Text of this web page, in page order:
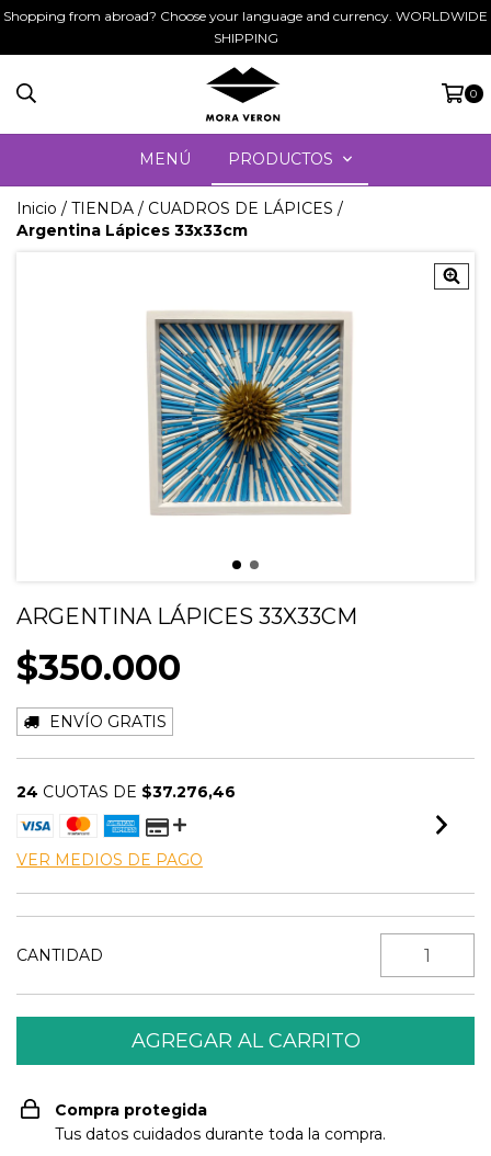
Shopping from abroad? Choose your language and currency. WORLDWIDE
SHIPPING
0
MENÚ PRODUCTOS
Inicio / TIENDA / CUADROS DE LÁPICES /
Argentina Lápices 33x33cm
ARGENTINA LÁPICES 33X33CM
$350.000
ENVÍO GRATIS
24 CUOTAS DE $37.276,46
VER MEDIOS DE PAGO
CANTIDAD
Compra protegida
Tus datos cuidados durante toda la compra.